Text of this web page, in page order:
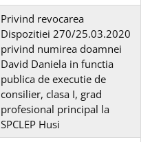
Privind revocarea
Dispozitiei 270/25.03.2020
privind numirea doamnei
David Daniela in functia
publica de executie de
consilier, clasa I, grad
profesional principal la
SPCLEP Husi